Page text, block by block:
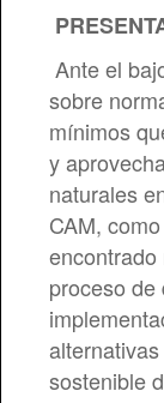
Ante el
sobre
mínimos
y
naturales
CAM,
proceso
sostenible